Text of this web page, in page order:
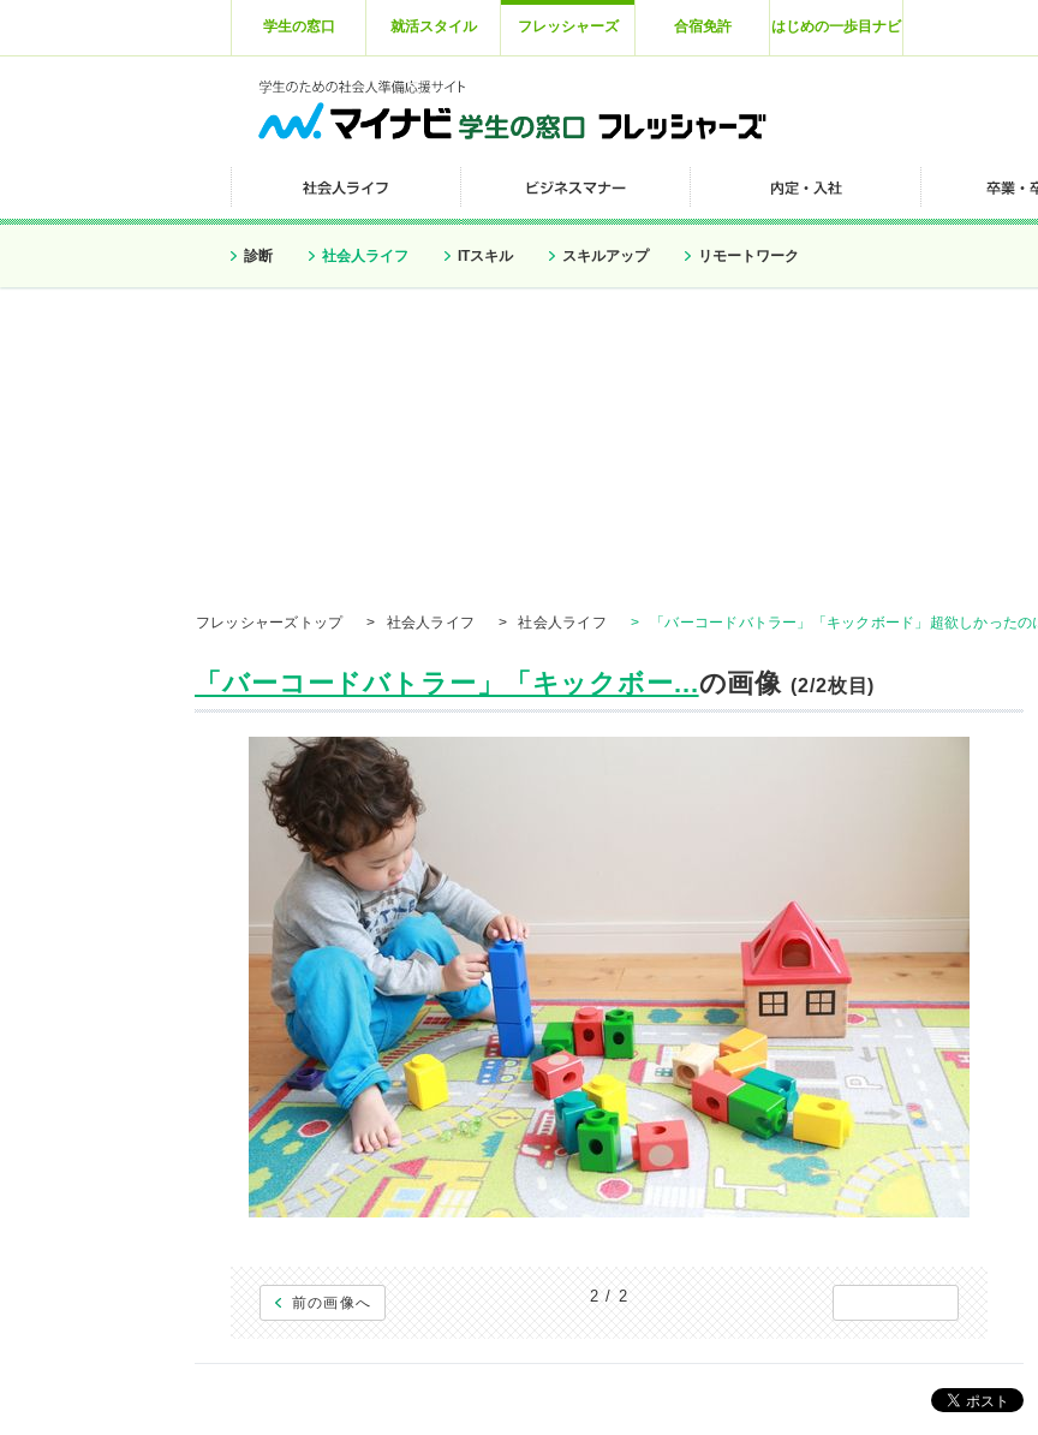
学生の窓口 就活スタイル フレッシャーズ 合宿免許 はじめの一歩目ナビ
診断 社会人ライフ ITスキル スキルアップ リモートワーク
フレッシャーズトップ > 社会人ライフ > 社会人ライフ > 「バーコードバトラー」「キックボード」超欲しかった
「バーコードバトラー」「キックボー...の画像(2/2枚目)
前の画像へ 2 / 2